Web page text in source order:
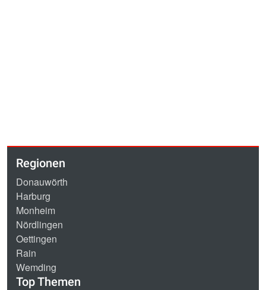
Regionen
Donauwörth
Harburg
Monheim
Nördlingen
Oettingen
Rain
Wemding
Top Themen